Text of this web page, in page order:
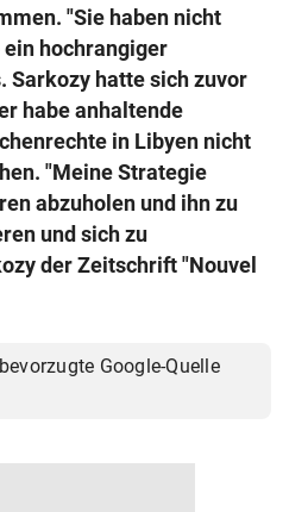
KG 2026
"Sie haben nicht
hochrangiger
Sarkozy hatte sich zuvor
habe anhaltende
in Libyen nicht
"Meine Strategie
abzuholen und ihn zu
und sich zu
der Zeitschrift "Nouvel
Google-Quelle